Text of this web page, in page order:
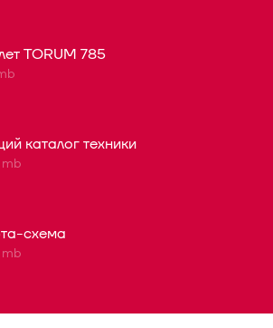
TORUM 785
каталог техники
mb
схема